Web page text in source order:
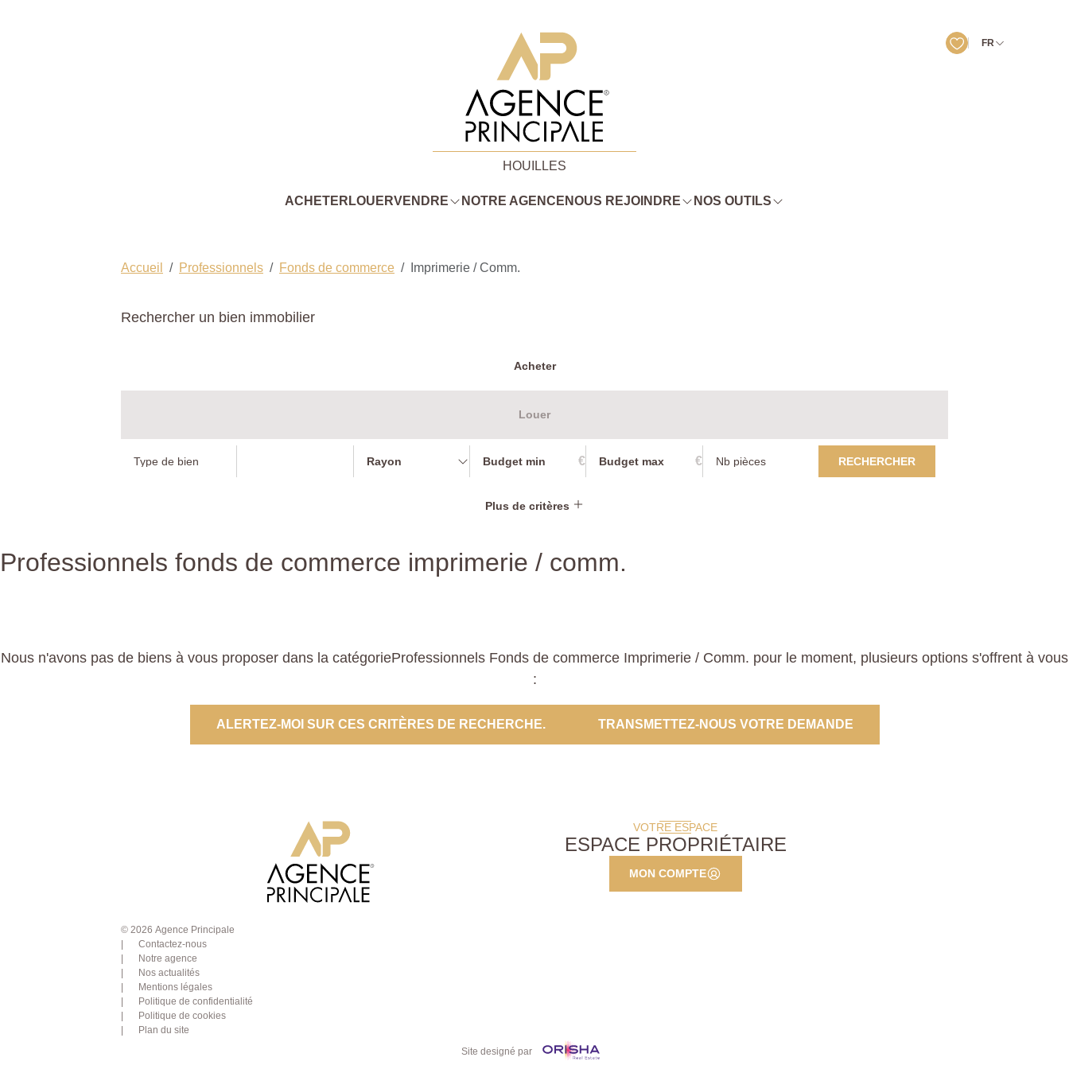
FR
HOUILLES
ACHETER LOUERVENDRE NOTRE AGENCE NOUS REJOINDRE NOS OUTILS
Accueil Professionnels Fonds de commerce Imprimerie / Comm.
Rechercher un bien immobilier
Acheter
Louer
Rayon € € RECHERCHER
Plus de critères
Professionnels fonds de commerce imprimerie / comm.
Nous n'avons pas de biens à vous proposer dans la catégorieProfessionnels Fonds de commerce Imprimerie / Comm. pour le moment, plusieurs options s'offrent à vous
:
ALERTEZ-MOI SUR CES CRITÈRES DE RECHERCHE. TRANSMETTEZ-NOUS VOTRE DEMANDE
VOTRE ESPACE
ESPACE PROPRIÉTAIRE
MON COMPTE
© 2026 Agence Principale
Contactez-nous
Notre agence
Nos actualités
Mentions légales
Politique de confidentialité
Politique de cookies
Plan du site
Site designé par